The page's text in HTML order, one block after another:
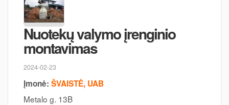
Nuotekų valymo įrenginio
montavimas
2024-02-23
Įmonė: ŠVAISTĖ, UAB
Metalo g. 13B